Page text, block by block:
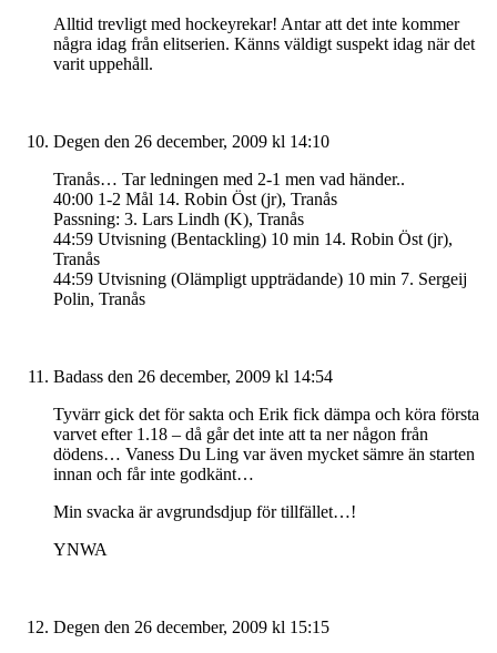
Alltid trevligt med hockeyrekar! Antar att det inte kommer
några idag från elitserien. Känns väldigt suspekt idag när det
varit uppehåll.
Degen den 26 december, 2009 kl 14:10
Tranås… Tar ledningen med 2-1 men vad händer..
40:00 1-2 Mål 14. Robin Öst (jr), Tranås
Passning: 3. Lars Lindh (K), Tranås
44:59 Utvisning (Bentackling) 10 min 14. Robin Öst (jr),
Tranås
44:59 Utvisning (Olämpligt uppträdande) 10 min 7. Sergeij
Polin, Tranås
Badass den 26 december, 2009 kl 14:54
Tyvärr gick det för sakta och Erik fick dämpa och köra första
varvet efter 1.18 – då går det inte att ta ner någon från
dödens… Vaness Du Ling var även mycket sämre än starten
innan och får inte godkänt…
Min svacka är avgrundsdjup för tillfället…!
YNWA
Degen den 26 december, 2009 kl 15:15